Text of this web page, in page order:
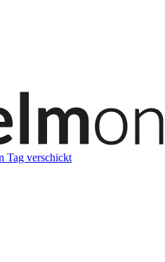
Tag verschickt